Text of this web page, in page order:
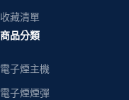
收藏清單
商品分類
電子煙主機
電子煙煙彈